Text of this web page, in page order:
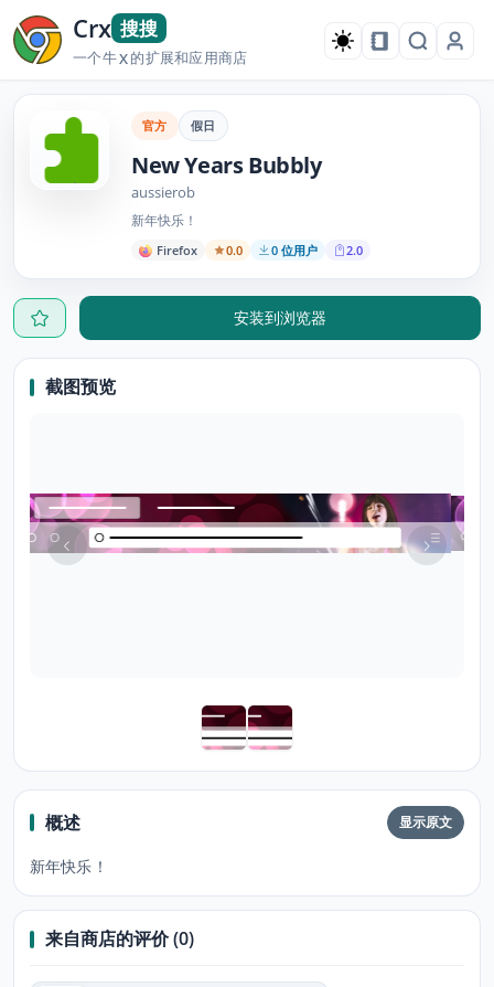
Crx 搜搜
一个牛X的扩展和应用商店
官方 假日
New Years Bubbly
aussierob
新年快乐！
Firefox 0.0 0 位用户 2.0
安装到浏览器
截图预览
概述 显示原文
新年快乐！
来自商店的评价 (0)